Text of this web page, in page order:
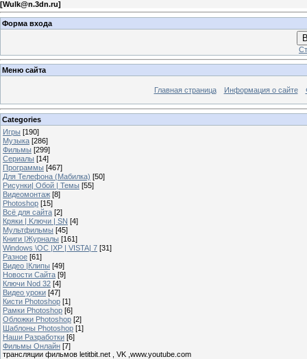
[Wulk@n.3dn.ru]
Форма входа
Меню сайта
Главная страница Информация о сайте
Categories
Игры [190]
Музыка [286]
Фильмы [299]
Сериалы [14]
Программы [467]
Для Телефона (Мабилка) [50]
Рисунки| Обой | Темы [55]
Видеомонтаж [8]
Photoshop [15]
Всё для сайта [2]
Кряки | Kлючи | SN [4]
Мультфильмы [45]
Книги |Журналы [161]
Windows \OC |XP | VISTA| 7 [31]
Разное [61]
Видео |Клипы [49]
Новости Сайта [9]
Ключи Nod 32 [4]
Видео уроки [47]
Кисти Photoshop [1]
Рамки Photoshop [6]
Обложки Photoshop [2]
Шаблоны Photoshop [1]
Наши Разработки [6]
Фильмы Онлайн [7]
трансляции фильмов letitbit.net , VK ,www.youtube.com